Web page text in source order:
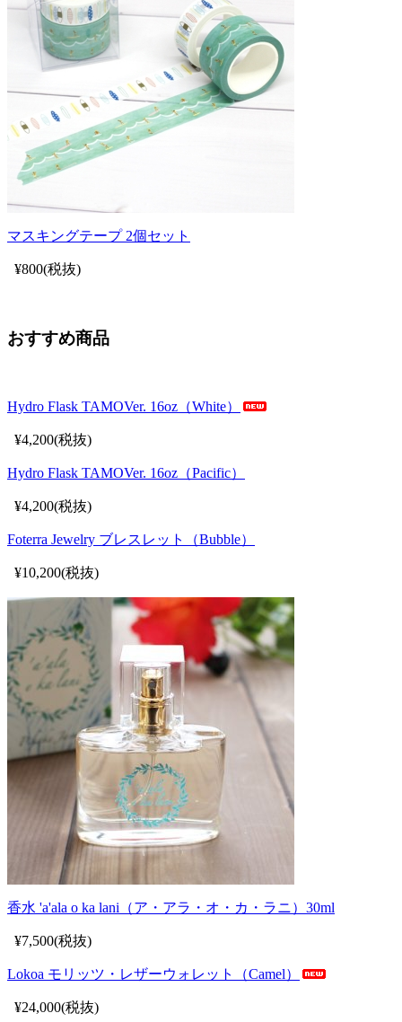
マスキングテープ 2個セット
¥800(税抜)
おすすめ商品
Hydro Flask TAMOVer. 16oz（White）
¥4,200(税抜)
Hydro Flask TAMOVer. 16oz（Pacific）
¥4,200(税抜)
Foterra Jewelry ブレスレット（Bubble）
¥10,200(税抜)
香水 'a'ala o ka lani（ア・アラ・オ・カ・ラニ）30ml
¥7,500(税抜)
Lokoa モリッツ・レザーウォレット（Camel）
¥24,000(税抜)